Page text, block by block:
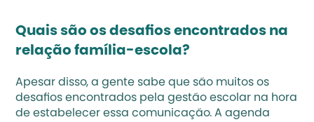
Quais são os desafios encontrados na
relação família-escola?
Apesar disso, a gente sabe que são muitos os
desafios encontrados pela gestão escolar na hora
de estabelecer essa comunicação. A agenda